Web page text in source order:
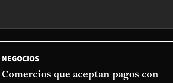
NEGOCIOS
Comercios que aceptan pagos con